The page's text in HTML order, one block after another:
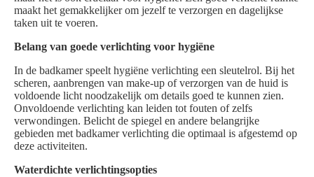
maakt het gemakkelijker om jezelf te verzorgen en dagelijkse
taken uit te voeren.
Belang van goede verlichting voor hygiëne
In de badkamer speelt hygiëne verlichting een sleutelrol. Bij het
scheren, aanbrengen van make-up of verzorgen van de huid is
voldoende licht noodzakelijk om details goed te kunnen zien.
Onvoldoende verlichting kan leiden tot fouten of zelfs
verwondingen. Belicht de spiegel en andere belangrijke
gebieden met badkamer verlichting die optimaal is afgestemd op
deze activiteiten.
Waterdichte verlichtingsopties